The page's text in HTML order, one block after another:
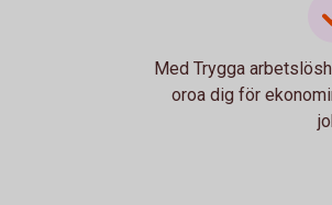
Med Trygga
oroa dig för